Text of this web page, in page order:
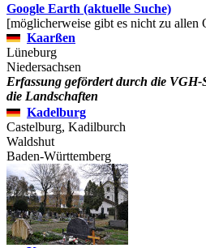
Google Earth (aktuelle Suche)
[möglicherweise gibt es nicht zu
Kaarßen
Lüneburg
Niedersachsen
Erfassung gefördert durch die
die Landschaften
Kadelburg
Castelburg, Kadilburch
Waldshut
Baden-Württemberg